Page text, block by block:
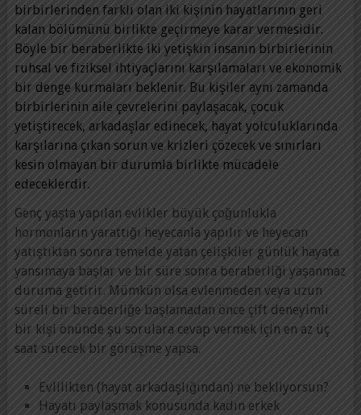
birbirlerinden farklı olan iki kişinin hayatlarının geri
kalan bölümünü birlikte geçirmeye karar vermesidir.
Böyle bir beraberlikte iki yetişkin insanın birbirlerinin
ruhsal ve fiziksel ihtiyaçlarını karşılamaları ve ekonomik
bir denge kurmaları beklenir. Bu kişiler aynı zamanda
birbirlerinin aile çevrelerini paylaşacak, çocuk
yetiştirecek, arkadaşlar edinecek, hayat yolculuklarında
karşılarına çıkan sorun ve krizleri çözecek ve sınırları
kesin olmayan bir durumla birlikte mücadele
edeceklerdir.
Genç yaşta yapılan evlikler büyük çoğunlukla
hormonların yarattığı heyecanla yapılır ve heyecan
yatıştıktan sonra temelde yatan çelişkiler günlük hayata
yansımaya başlar ve bir süre sonra beraberliği yaşanmaz
duruma getirir. Mümkün olsa evlenmeden veya uzun
süreli bir beraberliğe başlamadan önce çift deneyimli
bir kişi önünde şu sorulara cevap vermek için en az üç
saat sürecek bir görüşme yapsa.
Evlilikten (hayat arkadaşlığından) ne bekliyorsun?
Hayatı paylaşmak konusunda kadın erkek